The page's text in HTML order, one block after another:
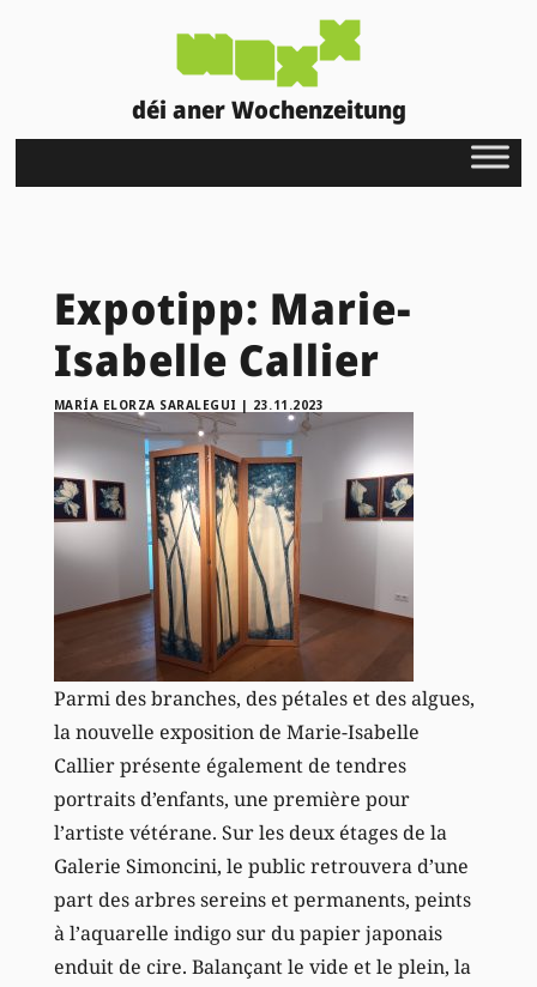
déi aner Wochenzeitung
Expotipp: Marie-
Isabelle Callier
MARÍA ELORZA SARALEGUI | 23.11.2023
Parmi des branches, des pétales et des algues,
la nouvelle exposition de Marie-Isabelle
Callier présente également de tendres
portraits d’enfants, une première pour
l’artiste vétérane. Sur les deux étages de la
Galerie Simoncini, le public retrouvera d’une
part des arbres sereins et permanents, peints
à l’aquarelle indigo sur du papier japonais
enduit de cire. Balançant le vide et le plein, la